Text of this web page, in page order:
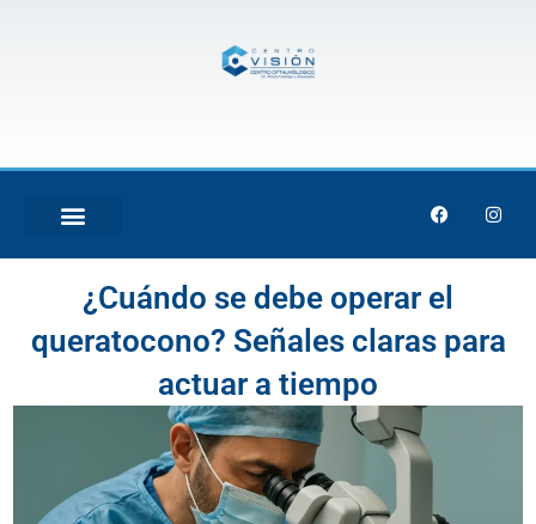
F
a
e
o
o
k
I
n
t
a
m
¿Cuándo se debe operar el
queratocono? Señales claras para
actuar a tiempo